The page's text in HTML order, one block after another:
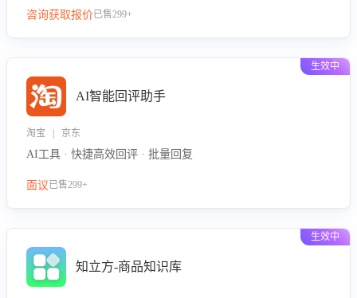
咨询获取报价已售299+
生效中
AI智能回评助手
淘宝 | 京东
AI工具 · 快捷高效回评 · 批量回复
面议已售299+
生效中
知立方-商品知识库